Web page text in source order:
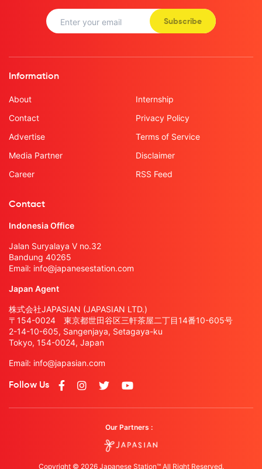
Subscribe
Information
About
Contact
Advertise
Media Partner
Career
Internship
Privacy Policy
Terms of Service
Disclaimer
RSS Feed
Contact
Indonesia Office
Jalan Suryalaya V no.32
Bandung 40265
Email: info@japanesestation.com
Japan Agent
株式会社JAPASIAN (JAPASIAN LTD.)
〒154-0024 東京都世田谷区三軒茶屋二丁目14番10-605号
2-14-10-605, Sangenjaya, Setagaya-ku
Tokyo, 154-0024, Japan
Email: info@japasian.com
Follow Us
Our Partners :
Copyright © 2026 Japanese Station™ All Right Reserved.